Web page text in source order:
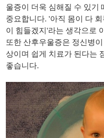
울증이 더욱 심해질 수 있기
중요합니다. '아직 몸이 다
이 힘들겠지'라는 생각으로
또한 산후우울증은 정신병
상이며 쉽게 치료가 된다는
좋습니다.